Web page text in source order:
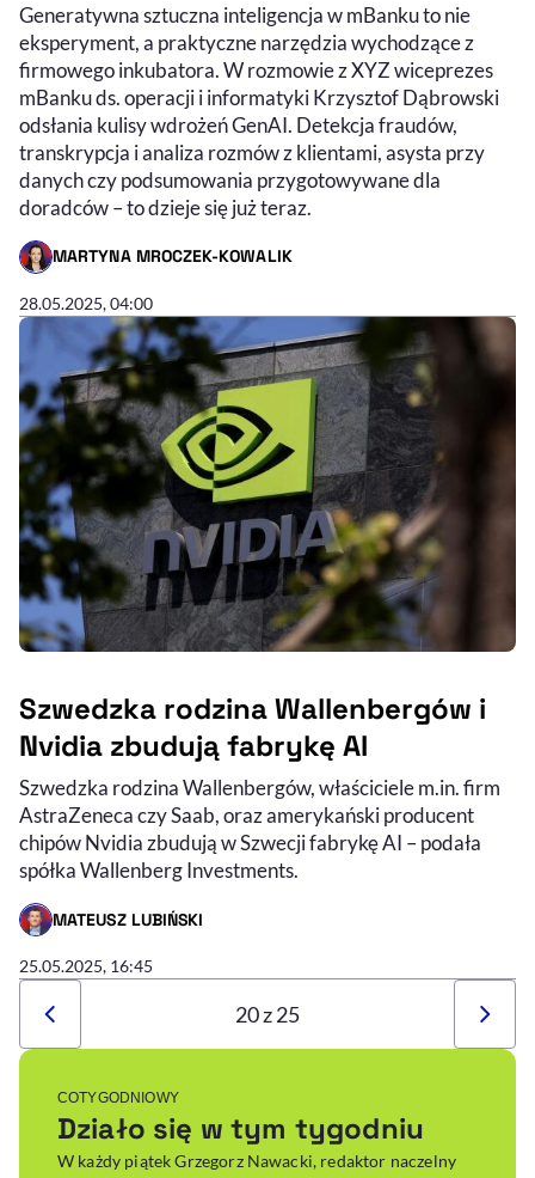
Generatywna sztuczna inteligencja w mBanku to nie
eksperyment, a praktyczne narzędzia wychodzące z
firmowego inkubatora. W rozmowie z XYZ wiceprezes
mBanku ds. operacji i informatyki Krzysztof Dąbrowski
odsłania kulisy wdrożeń GenAI. Detekcja fraudów,
transkrypcja i analiza rozmów z klientami, asysta przy
danych czy podsumowania przygotowywane dla
doradców – to dzieje się już teraz.
MARTYNA MROCZEK-KOWALIK
- AUTOR ARTYKUŁU - PROFIL
28.05.2025, 04:00
Szwedzka rodzina Wallenbergów i
Nvidia zbudują fabrykę AI
Szwedzka rodzina Wallenbergów, właściciele m.in. firm
AstraZeneca czy Saab, oraz amerykański producent
chipów Nvidia zbudują w Szwecji fabrykę AI – podała
spółka Wallenberg Investments.
MATEUSZ LUBIŃSKI
- AUTOR ARTYKUŁU - PROFIL
25.05.2025, 16:45
20 z 25